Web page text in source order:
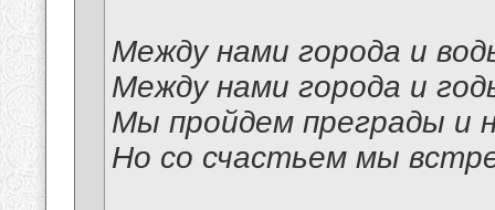
Между нами города и
Между нами города и
Мы пройдем преграды и
Но со счастьем мы